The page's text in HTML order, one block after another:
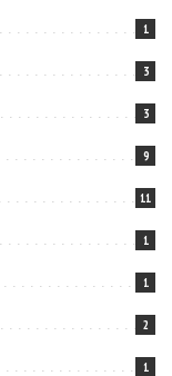
1
3
3
9
11
1
1
2
1